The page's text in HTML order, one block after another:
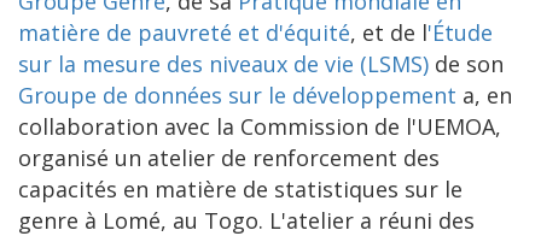
matière de pauvreté et d'équité, et de l'Étude
sur la mesure des niveaux de vie (LSMS) de son
Groupe de données sur le développement a, en
collaboration avec la Commission de l'UEMOA,
organisé un atelier de renforcement des
capacités en matière de statistiques sur le
genre à Lomé, au Togo. L'atelier a réuni des